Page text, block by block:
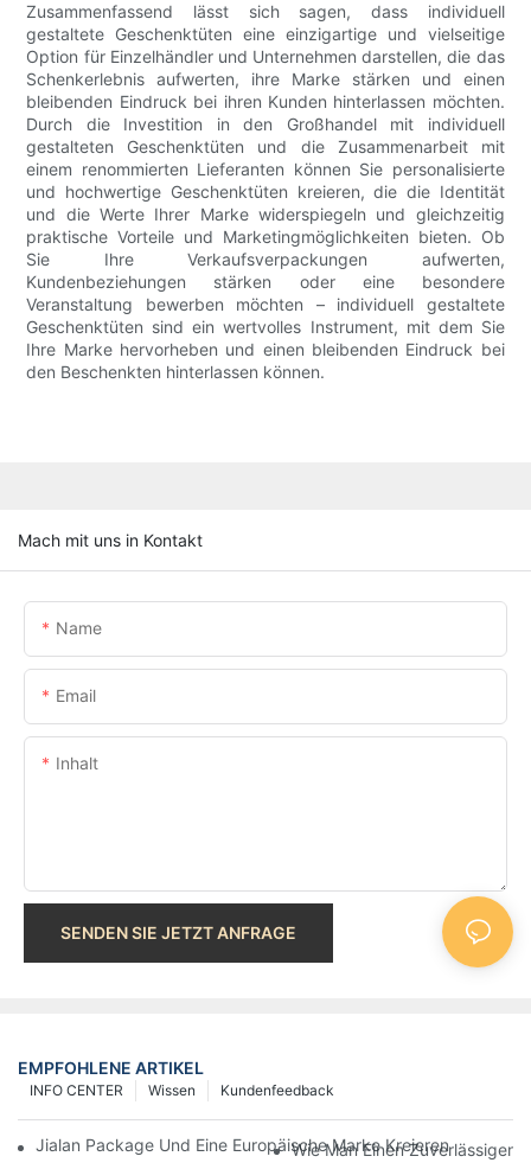
Zusammenfassend lässt sich sagen, dass individuell
gestaltete Geschenktüten eine einzigartige und vielseitige
Option für Einzelhändler und Unternehmen darstellen, die das
Schenkerlebnis aufwerten, ihre Marke stärken und einen
bleibenden Eindruck bei ihren Kunden hinterlassen möchten.
Durch die Investition in den Großhandel mit individuell
gestalteten Geschenktüten und die Zusammenarbeit mit
einem renommierten Lieferanten können Sie personalisierte
und hochwertige Geschenktüten kreieren, die die Identität
und die Werte Ihrer Marke widerspiegeln und gleichzeitig
praktische Vorteile und Marketingmöglichkeiten bieten. Ob
Sie Ihre Verkaufsverpackungen aufwerten,
Kundenbeziehungen stärken oder eine besondere
Veranstaltung bewerben möchten – individuell gestaltete
Geschenktüten sind ein wertvolles Instrument, mit dem Sie
Ihre Marke hervorheben und einen bleibenden Eindruck bei
den Beschenkten hinterlassen können.
Mach mit uns in Kontakt
Name
Email
Inhalt
SENDEN SIE JETZT ANFRAGE
EMPFOHLENE ARTIKEL
Kundenfeedback
Wissen
INFO CENTER
Jialan Package Und Eine Europäische Marke Kreieren
Wie Man Einen Zuverlässigen